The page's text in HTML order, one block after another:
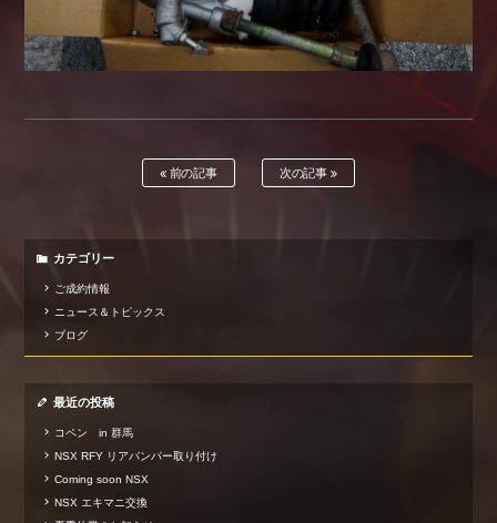
前の記事 次の記事
カテゴリー
ご成約情報
ニュース＆トピックス
ブログ
最近の投稿
コペン in 群馬
NSX RFY リアバンパー取り付け
Coming soon NSX
NSX エキマニ交換